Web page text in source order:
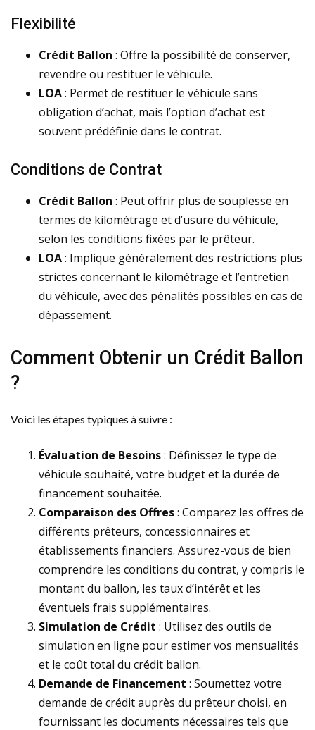
Flexibilité
Crédit Ballon : Offre la possibilité de conserver,
revendre ou restituer le véhicule.
LOA: Permet de restituer le véhicule sans
obligation d’achat, mais l’option d’achat est
souvent prédéfinie dans le contrat.
Conditions de Contrat
Crédit Ballon : Peut offrir plus de souplesse en
termes de kilométrage et d’usure du véhicule,
selon les conditions fixées par le prêteur.
LOA: Implique généralement des restrictions plus
strictes concernant le kilométrage et l’entretien
du véhicule, avec des pénalités possibles en cas de
dépassement.
Comment Obtenir un Crédit Ballon
?
Voici les étapes typiques à suivre :
Évaluation de Besoins: Définissez le type de
véhicule souhaité, votre budget et la durée de
financement souhaitée.
Comparaison des Offres: Comparez les offres de
différents prêteurs, concessionnaires et
établissements financiers. Assurez-vous de bien
comprendre les conditions du contrat, y compris le
montant du ballon, les taux d’intérêt et les
éventuels frais supplémentaires.
Simulation de Crédit : Utilisez des outils de
simulation en ligne pour estimer vos mensualités
et le coût total du crédit ballon.
Demande de Financement : Soumettez votre
demande de crédit auprès du prêteur choisi, en
fournissant les documents nécessaires tels que